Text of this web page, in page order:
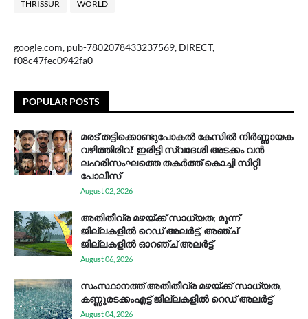
THRISSUR WORLD
google.com, pub-7802078433237569, DIRECT,
f08c47fec0942fa0
POPULAR POSTS
മരട് തട്ടിക്കൊണ്ടുപോകൽ കേസിൽ നിർണ്ണായക
വഴിത്തിരിവ്: ഇരിട്ടി സ്വദേശി അടക്കം വൻ
ലഹരിസംഘത്തെ തകർത്ത് കൊച്ചി സിറ്റി
പോലീസ്
August 02, 2026
അതിതീവ്ര മഴയ്ക്ക് സാധ്യത; മൂന്ന്
ജില്ലകളിൽ റെഡ് അലർട്ട്, അഞ്ച്
ജില്ലകളിൽ ഓറഞ്ച് അലർട്ട്
August 06, 2026
സം​സ്ഥാ​ന​ത്ത് അ​തി​തീ​വ്ര മ​ഴ​യ്ക്ക് സാ​ധ്യ​ത,
കണ്ണൂരടക്കംഎ​ട്ട് ജി​ല്ല​ക​ളി​ൽ റെ​ഡ് അ​ലർ​ട്ട്
August 04, 2026